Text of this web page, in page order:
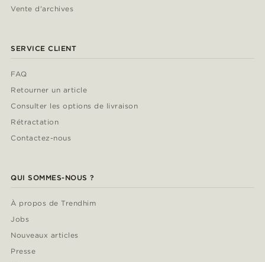
Vente d'archives
SERVICE CLIENT
FAQ
Retourner un article
Consulter les options de livraison
Rétractation
Contactez-nous
QUI SOMMES-NOUS ?
À propos de Trendhim
Jobs
Nouveaux articles
Presse